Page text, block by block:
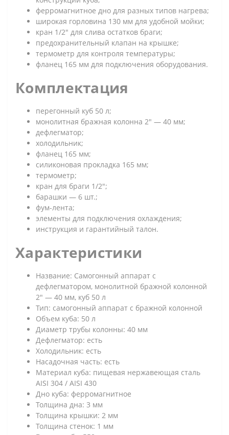
ферромагнитное дно для разных типов нагрева;
широкая горловина 130 мм для удобной мойки;
кран 1/2" для слива остатков браги;
предохранительный клапан на крышке;
термометр для контроля температуры;
фланец 165 мм для подключения оборудования.
Комплектация
перегонный куб 50 л;
монолитная бражная колонна 2" — 40 мм;
дефлегматор;
холодильник;
фланец 165 мм;
силиконовая прокладка 165 мм;
термометр;
кран для браги 1/2";
барашки — 6 шт.;
фум-лента;
элементы для подключения охлаждения;
инструкция и гарантийный талон.
Характеристики
Название: Самогонный аппарат с
дефлегматором, монолитной бражной колонной
2" — 40 мм, куб 50 л
Тип: самогонный аппарат с бражной колонной
Объем куба: 50 л
Диаметр трубы колонны: 40 мм
Дефлегматор: есть
Холодильник: есть
Насадочная часть: есть
Материал куба: пищевая нержавеющая сталь
AISI 304 / AISI 430
Дно куба: ферромагнитное
Толщина дна: 3 мм
Толщина крышки: 2 мм
Толщина стенок: 1 мм